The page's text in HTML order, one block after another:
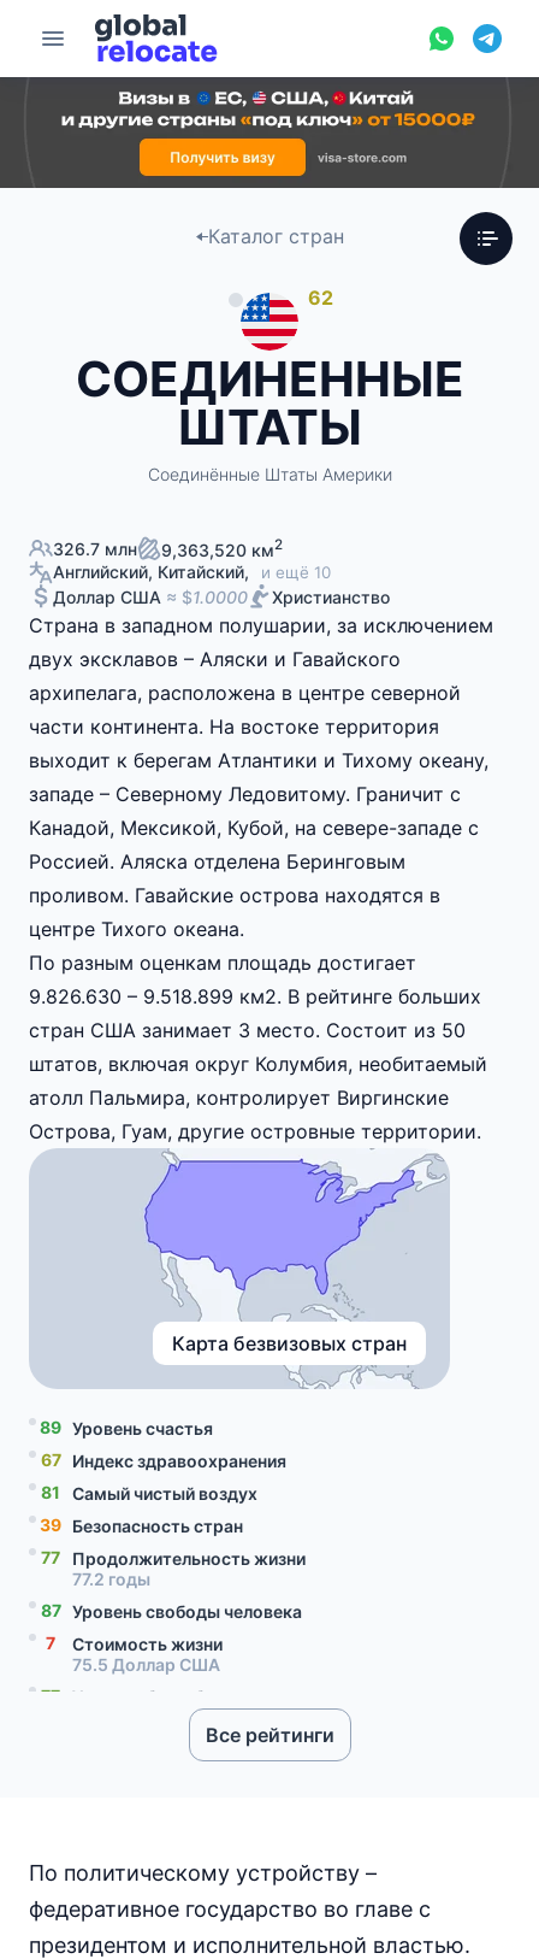
Каталог стран
62
СОЕДИНЕННЫЕ
ШТАТЫ
Соединённые Штаты Америки
326.7 млн 9,363,520 км2
Английский, Китайский, и ещё 10
Доллар США ≈ $1.0000 Христианство
Страна в западном полушарии, за исключением
двух эксклавов – Аляски и Гавайского
архипелага, расположена в центре северной
части континента. На востоке территория
выходит к берегам Атлантики и Тихому океану,
западе – Северному Ледовитому. Граничит с
Канадой, Мексикой, Кубой, на севере-западе с
Россией. Аляска отделена Беринговым
проливом. Гавайские острова находятся в
центре Тихого океана.
По разным оценкам площадь достигает
9.826.630 – 9.518.899 км2. В рейтинге больших
стран США занимает 3 место. Состоит из 50
штатов, включая округ Колумбия, необитаемый
атолл Паль­ми­ра, контролирует Виргинские
Острова, Гуам, другие островные территории.
Карта безвизовых стран
Уровень счастья
89
Индекс здравоохранения
67
Самый чистый воздух
81
Безопасность стран
39
Продолжительность жизни
77.2 годы
77
Уровень свободы человека
87
Стоимость жизни
75.5 Доллар США
7
Уровень безработицы
77
Уровень социального прогресса
122.74 Мбит/с
Цена мобильного интернета
6 Доллар США
Все рейтинги
По политическому устройству –
федеративное государство во главе с
президентом и исполнительной властью.